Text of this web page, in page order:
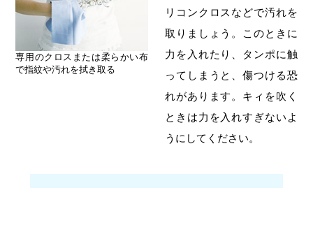
専用のクロスまたは柔らかい布
で指紋や汚れを拭き取る
リコンクロスなどで汚れを
取りましょう。このときに
力を入れたり、タンポに触
ってしまうと、傷つける恐
れがあります。キィを吹く
ときは力を入れすぎないよ
うにしてください。